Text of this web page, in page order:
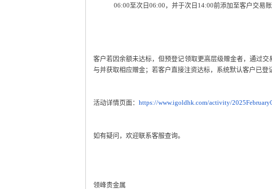
06:00至次日06:00，并于次日14:00前添加至客户交易
客户若因余额未达标，但预登记领取更高层级赠金者，通过
与并获取相应赠金；若客户直接注资达标，系统默认客户已登
活动详情页面： https://www.igoldhk.com/activity/
如有疑问，欢迎联系客服查询。
领峰贵金属